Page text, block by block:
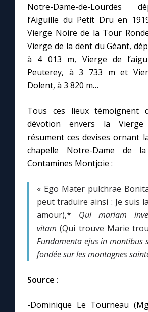
Notre-Dame-de-Lourdes
l’Aiguille du Petit Dru en
Vierge Noire de la Tour
Vierge de la dent du Géant,
à 4 013 m, Vierge de
Peuterey, à 3 733 m et
Dolent, à 3 820 m…
Tous ces lieux témoignent
dévotion envers la
résument ces devises ornant
chapelle Notre-Dame de
Contamines Montjoie :
« Ego Mater pulchrae
peut traduire ainsi : Je suis
amour),* Qui mariam
vitam (Qui trouve Marie
Fundamenta ejus in montibus
fondée sur les montagnes
Source :
-Dominique Le Tourneau